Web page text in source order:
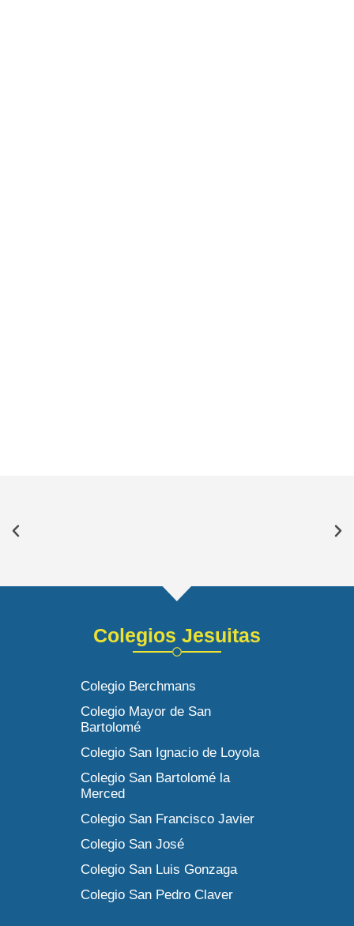
Colegios Jesuitas
Colegio Berchmans
Colegio Mayor de San
Bartolomé
Colegio San Ignacio de Loyola
Colegio San Bartolomé la
Merced
Colegio San Francisco Javier
Colegio San José
Colegio San Luis Gonzaga
Colegio San Pedro Claver